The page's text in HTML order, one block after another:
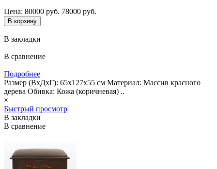
Цена: 80000 руб. 78000 руб.
В закладки
В сравнение
Подробнее
Размер (ВхДхГ): 65х127х55 см Материал: Массив красного
дерева Обивка: Кожа (коричневая) ..
×
Быстрый просмотр
В закладки
В сравнение